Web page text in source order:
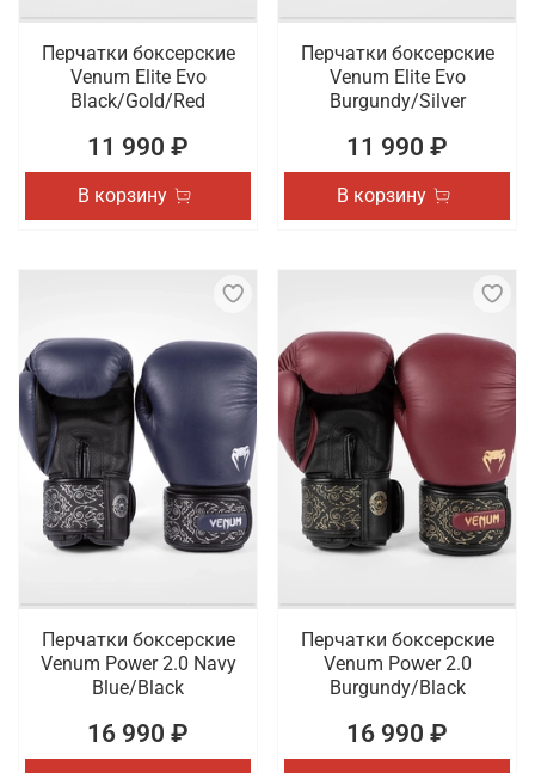
Перчатки боксерские
Venum Elite Evo
Black/Gold/Red
11 990 ₽
В корзину
Перчатки боксерские
Venum Elite Evo
Burgundy/Silver
11 990 ₽
В корзину
Перчатки боксерские
Venum Power 2.0 Navy
Blue/Black
16 990 ₽
Перчатки боксерские
Venum Power 2.0
Burgundy/Black
16 990 ₽